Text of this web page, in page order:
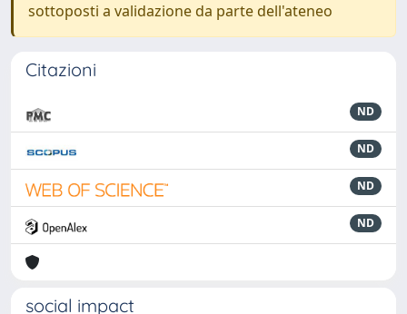
sottoposti a validazione da parte dell'ateneo
Citazioni
ND
ND
ND
ND
social impact